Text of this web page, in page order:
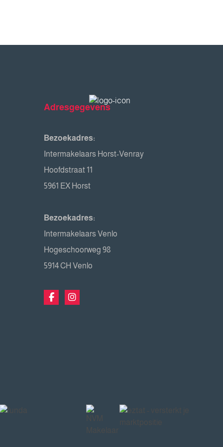
Adresgegevens
Bezoekadres:
Intermakelaars Horst-Venray
Hoofdstraat 11
5961 EX Horst
Bezoekadres:
Intermakelaars Venlo
Hogeschoorweg 98
5914 CH Venlo